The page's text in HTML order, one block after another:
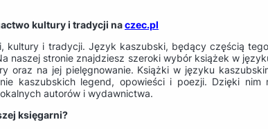
kultury i tradycji naczec.pl
kultury i tradycji. Język kaszubski, będący częścią
naszej stronie znajdziesz szeroki wybór książek w
oraz na jej pielęgnowanie. Książki w języku
kaszubskich legend, opowieści i poezji. Dzięki nim
autorów i wydawnictwa.
księgarni?